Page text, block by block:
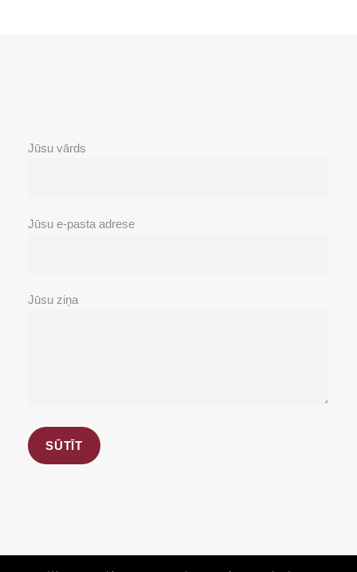
Jūsu vārds
Jūsu e-pasta adrese
Jūsu ziņa